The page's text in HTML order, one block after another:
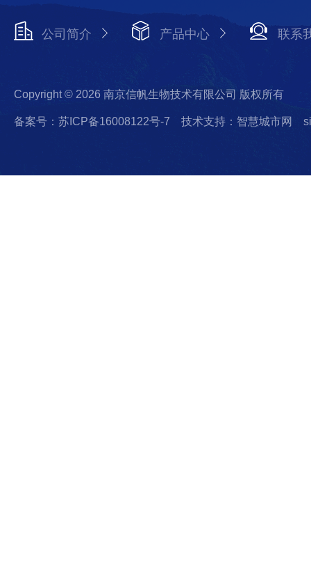
公司简介 产品中心 联系
Copyright © 2026 南京信帆生物技术有限公司 版权所有
备案号：苏ICP备16008122号-7 技术支持：智慧城市网